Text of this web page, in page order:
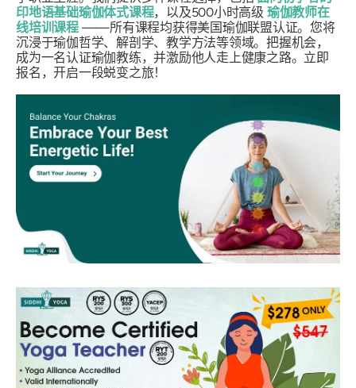
印地语基础瑜伽体式课程，以及500小时高级 瑜伽教师在
线培训课程——所有课程均获得美国瑜伽联盟认证。您将
沉浸于瑜伽哲学、解剖学、教学方法等领域。把握机会，
成为一名认证瑜伽教练，并激励他人走上健康之路。立即
报名，开启一段蜕变之旅！